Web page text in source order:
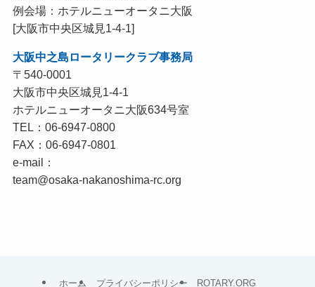
例会場：ホテルニューオータニ大阪
[大阪市中央区城見1-4-1]
大阪中之島ロータリークラブ事務局
〒540-0001
大阪市中央区城見1-4-1
ホテルニューオータニ大阪634号室
TEL：06-6947-0800
FAX：06-6947-0801
e-mail：
team@osaka-nakanoshima-rc.org
ホーム プライバシーポリシー ROTARY.ORG